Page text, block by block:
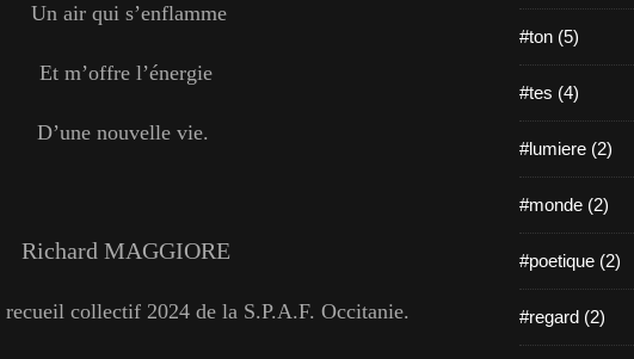
Un air qui s’enflamme
Et m’offre l’énergie
D’une nouvelle vie.
Richard MAGGIORE
recueil collectif 2024 de la S.P.A.F. Occitanie.
#ton (5)
#tes (4)
#lumiere (2)
#monde (2)
#poetique (2)
#regard (2)